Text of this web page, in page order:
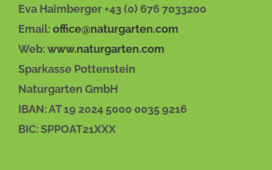
Eva Haimberger +43 (0) 676 7033200
Email:office@naturgarten.com
Web:www.naturgarten.com
Sparkasse Pottenstein
Naturgarten GmbH
IBAN: AT 19 2024 5000 0035 9216
BIC: SPPOAT21XXX